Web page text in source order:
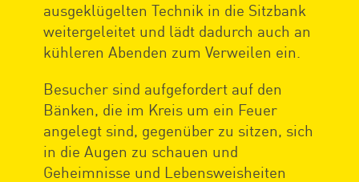
ausgeklügelten Technik in die Sitzbank
weitergeleitet und lädt dadurch auch an
kühleren Abenden zum Verweilen ein.
Besucher sind aufgefordert auf den
Bänken, die im Kreis um ein Feuer
angelegt sind, gegenüber zu sitzen, sich
in die Augen zu schauen und
Geheimnisse und Lebensweisheiten